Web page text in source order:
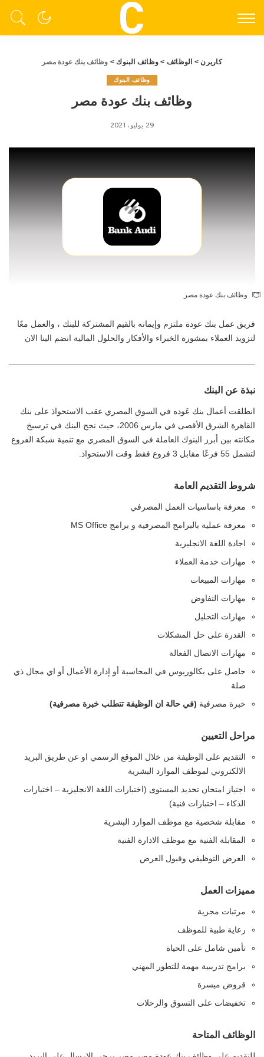
كاريرن> الوظائف > وظائف البنوك > وظائف بنك عودة مصر
وظائف البنوك
وظائف بنك عودة مصر
29 يوليو، 2021
وظائف بنك عودة مصر
فريق عمل بنك عودة ملتزم وإيمانه بالقيم المشتركة للبنك ، والعمل معًا
لتزويد العملاء بمشورة الخبراء والأفكار والحلول المالية انضم الينا الان
نبذة عن البنك
انطلقت أعمال بنك عَوده في السوق المصري عقب الاستحواذ على بنك
القاهرة الشرق الأقصى في مارس 2006، حيث نجح البنك في ترسيخ
مكانته بين أبرز البنوك العاملة في السوق المصري مع تنمية شبكة الفروع
لتشمل 55 فرعًا مقابل 3 فروع فقط وقت الاستحواذ.
شروط التقديم العامة
معرفة باساسيات العمل المصرفي
معرفة عملية بالبرامج المصرفية و برامج MS Office
اجادة اللغة الانجليزية
مهارات خدمة العملاء
مهارات المبيعات
مهارات التفاوض
مهارات التحليل
القدرة على حل المشكلات
مهارات الاتصال الفعالة
حاصل على بكالوريوس في المحاسبة أو إدارة الأعمال أو اي مجال ذي
صلة
خبرة مصرفية (في حالة ان الوظيفة تتطلب خبرة مصرفية)
مراحل التعيين
التقديم على الوظيفة من خلال الموقع الرسمي او عن طريق البريد
الالكتروني لموظف الموارد البشرية
اجتياز امتحان تحديد المستوى (اختبارات اللغة الانجليزية – اختبارات
الذكاء – اختبارات فنية)
مقابلة شخصية مع موظف الموارد البشرية
المقابلة الفنية مع موظف الادارة الفنية
العرض التوظيفي وقبول العرض
مميزات العمل
مرتبات مجزية
رعاية طبية للموظف
تأمين شامل على الحياة
برامج تدريبية مهمة للتطور المهني
قروض ميسرة
تخفيضات على التسوق والرحلات
الوظائف المتاحة